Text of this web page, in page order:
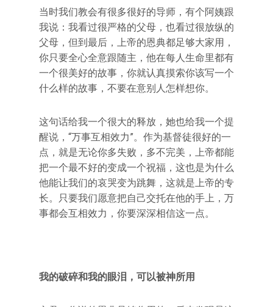
当时我们教会有很多很好的导师，有个阿姨跟
我说：我看过很严格的父母，也看过很放纵的
父母，但到最后，上帝的恩典都足够大家用，
你只要全心全意跟随主，他在每人生命里都有
一个很美好的故事，你就认真摸索你该写一个
什么样的故事，不要在意别人怎样想你。
这句话给我一个很大的释放，她也给我一个提
醒说，“万事互相效力”。作为基督徒很好的一
点，就是无论你多失败，多不完美，上帝都能
把一个最不好的变成一个祝福，这也是为什么
他能让我们的哀哭变为跳舞，这就是上帝的专
长。只要我们愿意把自己交托在他的手上，万
事都会互相效力，你要深深相信这一点。
我的破碎和我的眼泪，可以被神所用